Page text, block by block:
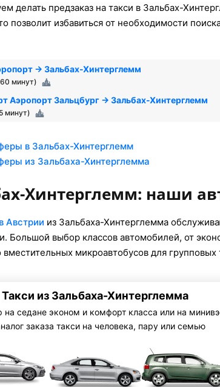
делать предзаказ на такси в Зальбах-
позволит избавиться от необходимости
→ Зальбах-Хинтерглемм
минут)
Аэропорт Зальцбург → Зальбах-Хинтерглемм
минут)
в Зальбах-Хинтерглемм
из Зальбаха-Хинтерглемма
Хинтерглемм: наши
Австрии из Зальбаха-Хинтерглемма
Большой выбор классов автомобилей, от
вместительных микроавтобусов для групповых
Такси из Зальбаха-Хинтерглемма
на седане эконом и комфорт класса или на
заказа такси на человека, пару или семью